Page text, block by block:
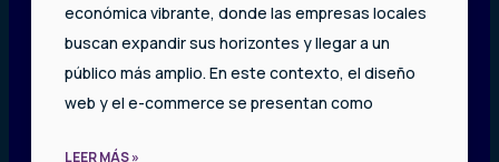
económica vibrante, donde las empresas locales
buscan expandir sus horizontes y llegar a un
público más amplio. En este contexto, el diseño
web y el e-commerce se presentan como
LEER MÁS »